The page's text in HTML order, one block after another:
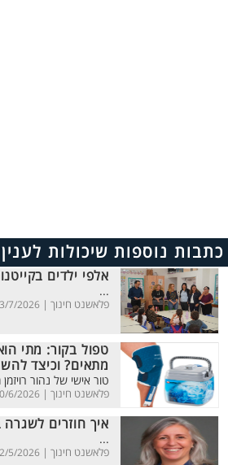
כתבות נוספות שיכולות
אלפי ילדים
...
פלאשנט חינוך | 3/7/2026
טפול בקור: מתי
מתאים? וכיצד
טור אישי של נהור
פלאשנט חינוך | 6/2026
איך חוזרים
...
פלאשנט חינוך | 2/5/2026